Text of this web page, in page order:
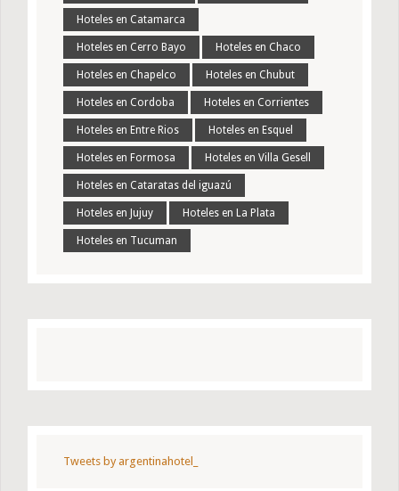
Hoteles en Catamarca
Hoteles en Cerro Bayo Hoteles en Chaco
Hoteles en Chapelco Hoteles en Chubut
Hoteles en Cordoba Hoteles en Corrientes
Hoteles en Entre Rios Hoteles en Esquel
Hoteles en Formosa Hoteles en Villa Gesell
Hoteles en Cataratas del iguazú
Hoteles en Jujuy Hoteles en La Plata
Hoteles en Tucuman
Tweets by argentinahotel_